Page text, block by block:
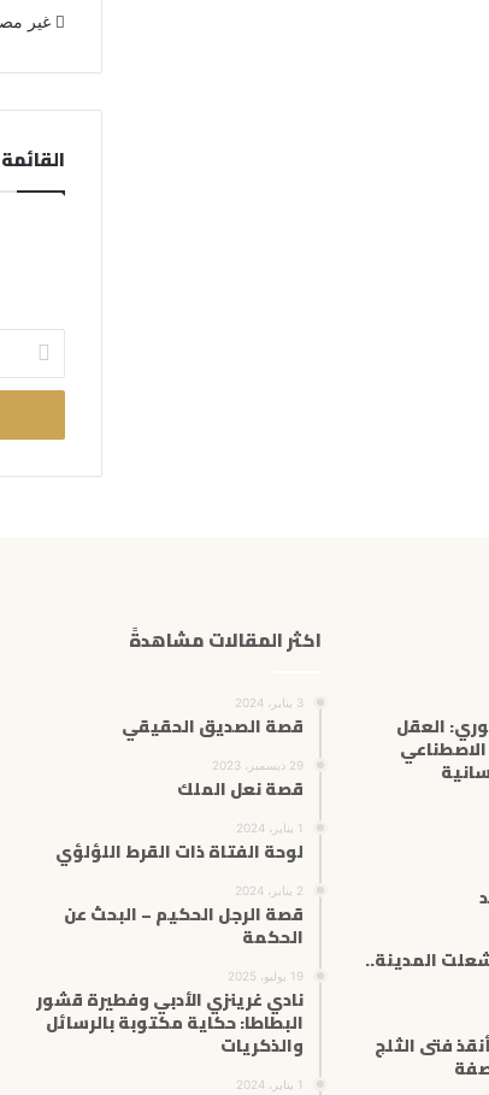
غير
خ
ب
العقل
المدينة..
فتى الثلج
اكثر المقالات مشاهدةً
3 يناير، 2024
قصة الصديق الحقيقي
29 ديسمبر، 2023
قصة نعل الملك
1 يناير، 2024
لوحة الفتاة ذات القرط اللؤلؤي
2 يناير، 2024
قصة الرجل الحكيم – البحث عن
الحكمة
19 يوليو، 2025
نادي غرينزي الأدبي وفطيرة قشور
البطاطا: حكاية مكتوبة بالرسائل
والذكريات
1 يناير، 2024